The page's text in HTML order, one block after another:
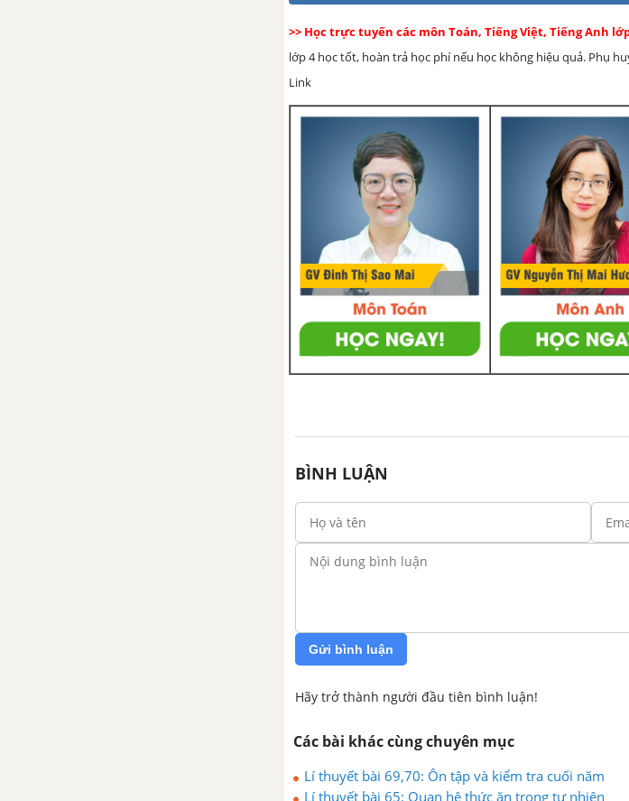
>> Học trực tuyến các môn Toán, Tiếng Việt, Tiếng Anh
lớp 4 học tốt, hoàn trả học phí nếu học không hiệu quả. Phụ
Link
BÌNH LUẬN
Gửi bình luận
Hãy trở thành người đầu tiên bình luận!
Các bài khác cùng chuyên mục
Lí thuyết bài 69,70: Ôn tập và kiểm tra cuối năm
Lí thuyết bài 65: Quan hệ thức ăn trong tự nhiên